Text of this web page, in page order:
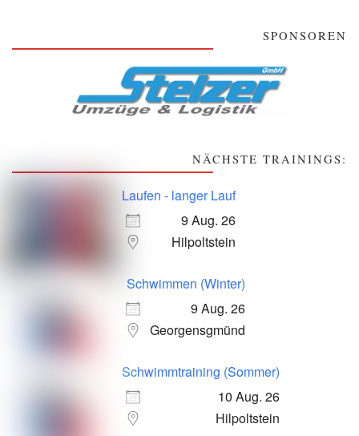
SPONSOREN
NÄCHSTE TRAININGS:
Laufen - langer Lauf
9 Aug. 26
Hilpoltstein
Schwimmen (Winter)
9 Aug. 26
Georgensgmünd
Schwimmtraining (Sommer)
10 Aug. 26
Hilpoltstein